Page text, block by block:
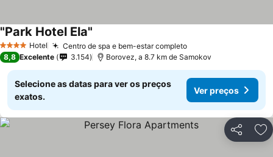
4 EstrelasHotel Centro de spa e bem-estar completo
"Park Hotel Ela"
8,8 Excelente 3.154 Borovez, a 8.7 km de Samokov
Selecione as datas para ver os preços
exatos.
Ver preços
Partilhar